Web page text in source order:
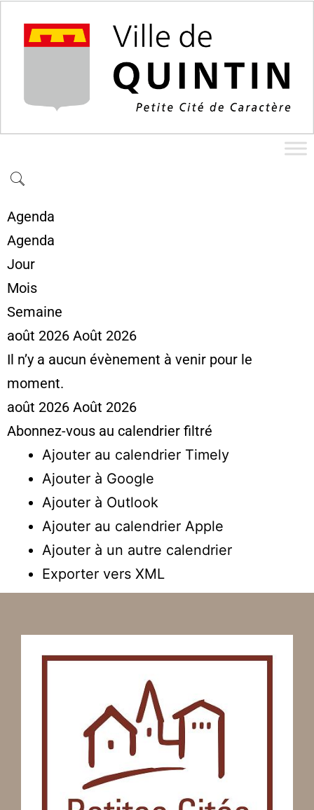
Agenda
Agenda
Jour
Mois
Semaine
août 2026 Août 2026
Il n’y a aucun évènement à venir pour le
moment.
août 2026 Août 2026
Abonnez-vous au calendrier filtré
Ajouter au calendrier Timely
Ajouter à Google
Ajouter à Outlook
Ajouter au calendrier Apple
Ajouter à un autre calendrier
Exporter vers XML